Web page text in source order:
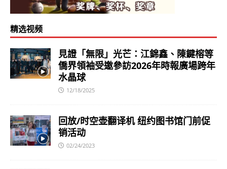
精选视频
見證「無限」光芒：江錦鑫、陳鍵榕等
僑界領袖受邀參訪2026年時報廣場跨年
水晶球
12/18/2025
回放/时空壶翻译机 纽约图书馆门前促
销活动
02/24/2023